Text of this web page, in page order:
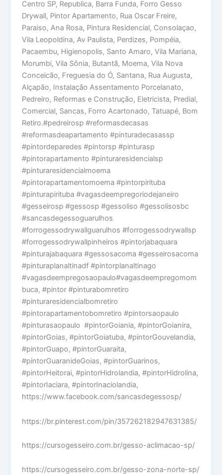
Centro SP, Republica, Barra Funda, Forro Gesso
Drywall, Pintor Apartamento, Rua Oscar Freire,
Paraiso, Ana Rosa, Pintura Residencial, Consolaçao,
Vila Leopoldina, Av Paulista, Perdizes, Pompéia,
Pacaembu, Higienopolis, Santo Amaro, Vila Mariana,
Morumbi, Vila Sônia, Butantã, Moema, Vila Nova
Conceicão, Freguesia do Ó, Santana, Rua Augusta,
Alçapão, Instalação Assentamento Porcelanato,
Pedreiro, Reformas e Construção, Eletricista, Predial,
Comercial, Sancas, Forro Acartonado, Tatuapé, Bom
Retiro.#pedreirosp #reformasdecasas
#reformasdeapartamento #pinturadecasassp
#pintordeparedes #pintorsp #pinturasp
#pintorapartamento #pinturaresidencialsp
#pinturaresidencialmoema
#pintorapartamentomoema #pintorpirituba
#pinturapirituba #vagasdeempregoriodejaneiro
#gesseirosp #gessosp #gessoliso #gessolisosbc
#sancasdegessoguarulhos
#forrogessodrywallguarulhos #forrogessodrywallsp
#forrogessodrywallpinheiros #pintorjabaquara
#pinturajabaquara #gessosacoma #gesseirosacoma
#pinturaplanaltinadf #pintorplanaltinago
#vagasdeempregosaopaulo#vagasdeempregomom
buca, #pintor #pinturabomretiro
#pinturaresidencialbomretiro
#pintorapartamentobomretiro #pintorsaopaulo
#pinturasaopaulo #pintorGoiania, #pintorGoianira,
#pintorGoias, #pintorGoiatuba, #pintorGouvelandia,
#pintorGuapo, #pintorGuaraita,
#pintorGuaranideGoias, #pintorGuarinos,
#pintorHeitorai, #pintorHidrolandia, #pintorHidrolina,
#pintorIaciara, #pintorInaciolandia,
https://www.facebook.com/sancasdegessosp/
https://br.pinterest.com/pin/357262182947631385/
https://cursogesseiro.com.br/gesso-aclimacao-sp/
https://cursogesseiro.com.br/gesso-zona-norte-sp/